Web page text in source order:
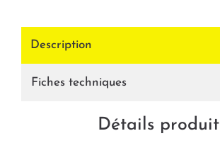
Description
Fiches techniques
Détails produit